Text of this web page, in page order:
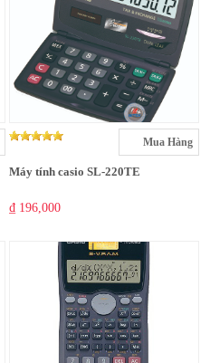
Mua Hàng
Máy tính casio SL-220TE
₫ 196,000